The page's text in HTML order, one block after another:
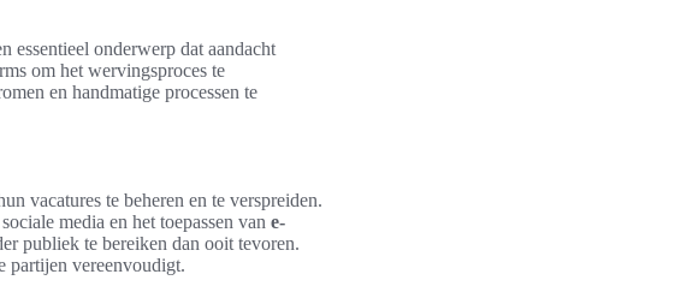
essentieel onderwerp dat aandacht
om het wervingsproces te
en handmatige processen te
vacatures te beheren en te verspreiden.
media en het toepassen van e-
publiek te bereiken dan ooit tevoren.
partijen vereenvoudigt.